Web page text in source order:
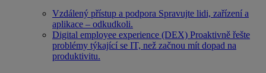
Vzdálený přístup a podpora Spravujte lidi, zařízení a
aplikace – odkudkoli.
Digital employee experience (DEX) Proaktivně řešte
problémy týkající se IT, než začnou mít dopad na
produktivitu.